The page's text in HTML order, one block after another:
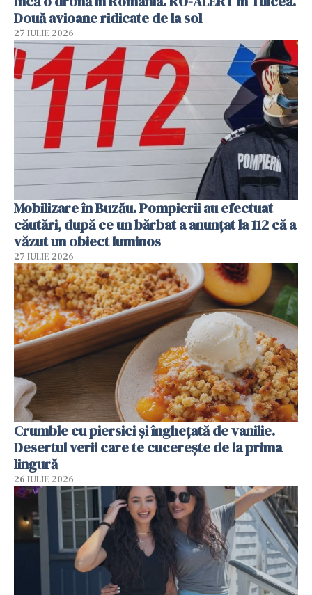
Două avioane ridicate de la sol
27 IULIE 2026
Mobilizare în Buzău. Pompierii au efectuat
căutări, după ce un bărbat a anunțat la 112 că a
văzut un obiect luminos
27 IULIE 2026
Crumble cu piersici și înghețată de vanilie.
Desertul verii care te cucerește de la prima
lingură
26 IULIE 2026